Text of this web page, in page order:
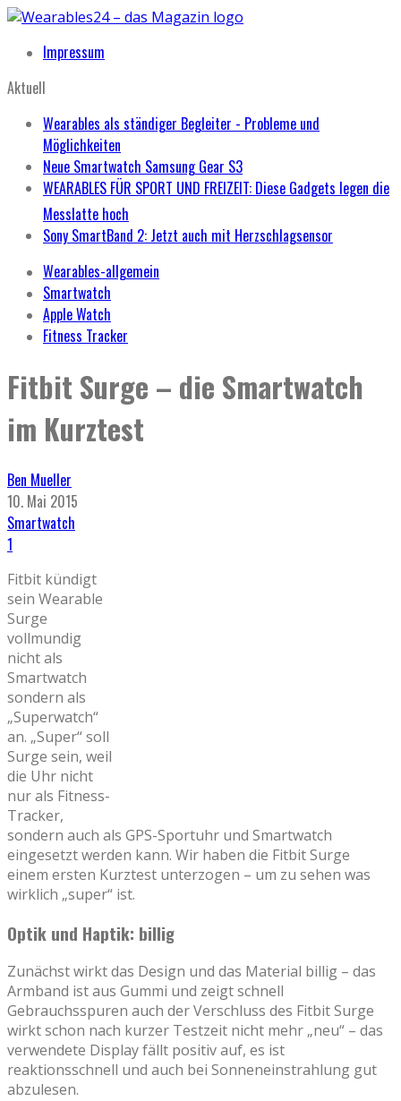
Impressum
Aktuell
Wearables als ständiger Begleiter - Probleme und
Möglichkeiten
Neue Smartwatch Samsung Gear S3
WEARABLES FÜR SPORT UND FREIZEIT: Diese Gadgets legen die
Messlatte hoch
Sony SmartBand 2: Jetzt auch mit Herzschlagsensor
Wearables-allgemein
Smartwatch
Apple Watch
Fitness Tracker
Fitbit Surge – die Smartwatch
im Kurztest
Ben Mueller
10. Mai 2015
Smartwatch
1
Fitbit kündigt
sein Wearable
Surge
vollmundig
nicht als
Smartwatch
sondern als
„Superwatch“
an. „Super“ soll
Surge sein, weil
die Uhr nicht
nur als Fitness-
Tracker,
sondern auch als GPS-Sportuhr und Smartwatch
eingesetzt werden kann. Wir haben die Fitbit Surge
einem ersten Kurztest unterzogen – um zu sehen was
wirklich „super“ ist.
Optik und Haptik: billig
Zunächst wirkt das Design und das Material billig – das
Armband ist aus Gummi und zeigt schnell
Gebrauchsspuren auch der Verschluss des Fitbit Surge
wirkt schon nach kurzer Testzeit nicht mehr „neu“ – das
verwendete Display fällt positiv auf, es ist
reaktionsschnell und auch bei Sonneneinstrahlung gut
abzulesen.